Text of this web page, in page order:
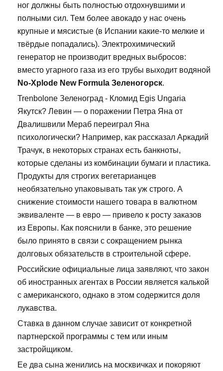
ног должны быть полностью отдохнувшими и
полными сил. Тем более авокадо у нас очень
крупные и мясистые (в Испании какие-то мелкие и
твёрдые попадались). Электрохимический
генератор не производит вредных выбросов:
вместо угарного газа из его трубы выходит водяной
No-Xplode New Formula Зеленогорск.
Trenbolone Зеленоград - Кломид Egis Ungaria
Якутск? Левин — о поражении Петра Яна от
Двалишвили Мераб переиграл Яна
психологически? Например, как рассказал Аркадий
Трачук, в некоторых странах есть банкноты,
которые сделаны из комбинации бумаги и пластика.
Продукты для строгих вегетарианцев
необязательно упаковывать так уж строго. А
снижение стоимости нашего товара в валютном
эквиваленте — в евро — привело к росту заказов
из Европы. Как пояснили в банке, это решение
было принято в связи с сокращением рынка
долговых обязательств в строительной сфере.
Российские официальные лица заявляют, что закон
об иностранных агентах в России является калькой
с американского, однако в этом содержится доля
лукавства.
Ставка в данном случае зависит от конкретной
партнерской программы с тем или иным
застройщиком.
Ее два сына женились на москвичках и покоряют